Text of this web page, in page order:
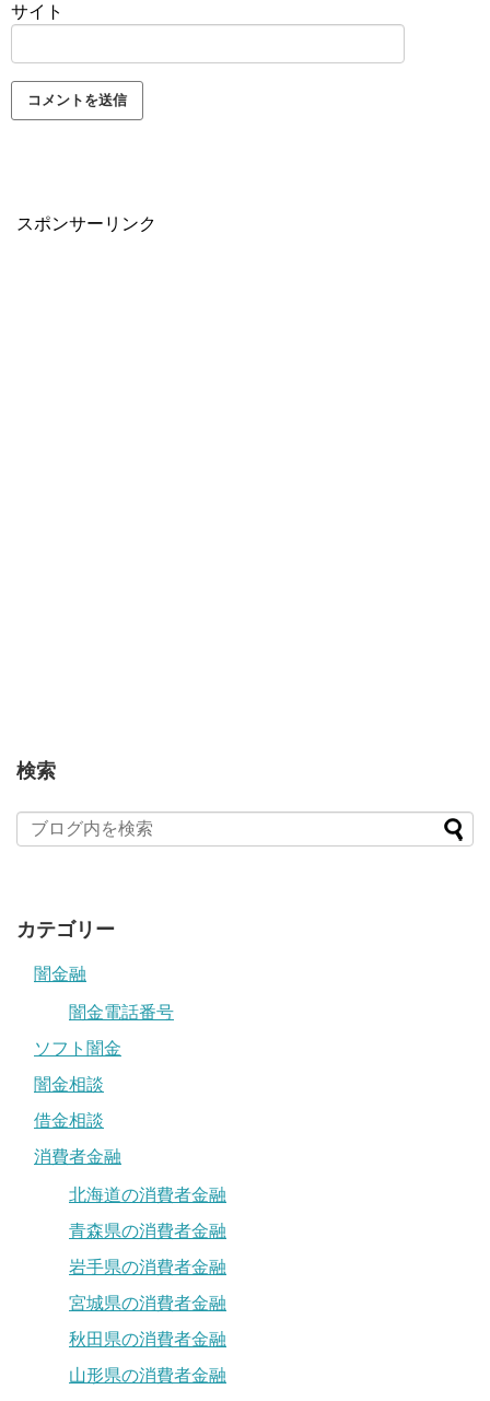
サイト
スポンサーリンク
検索
カテゴリー
闇金融
闇金電話番号
ソフト闇金
闇金相談
借金相談
消費者金融
北海道の消費者金融
青森県の消費者金融
岩手県の消費者金融
宮城県の消費者金融
秋田県の消費者金融
山形県の消費者金融